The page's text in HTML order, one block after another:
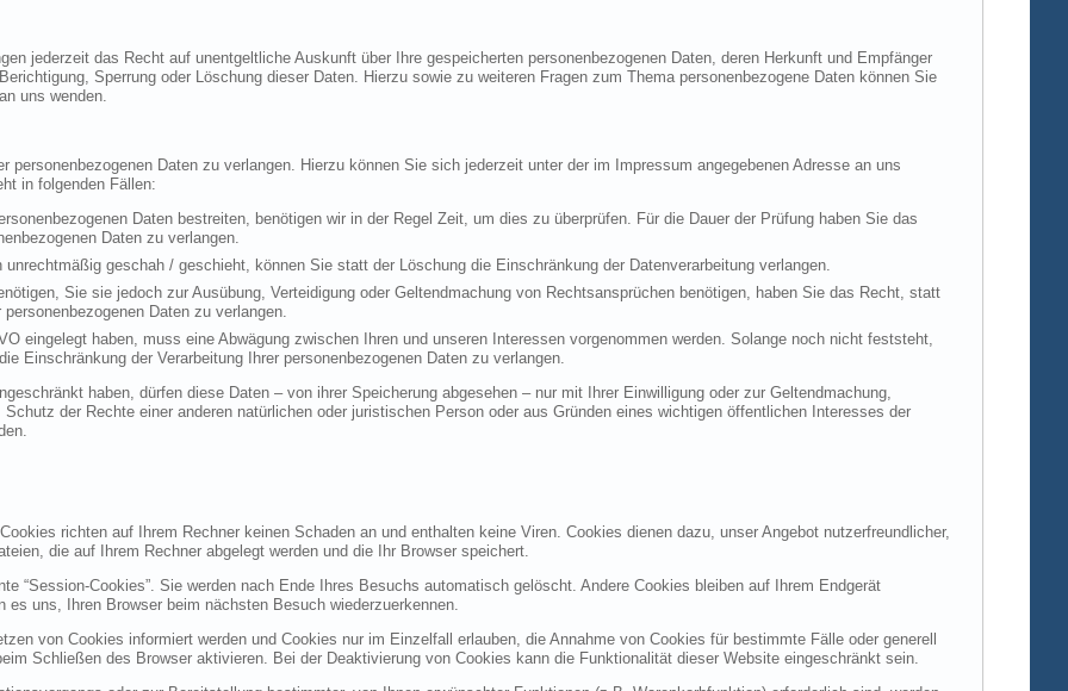
jederzeit das Recht auf unentgeltliche Auskunft über Ihre gespeicherten personenbezogenen Daten, deren Herkunft und Empfänger
Sperrung oder Löschung dieser Daten. Hierzu sowie zu weiteren Fragen zum Thema personenbezogene Daten können Sie
uns wenden.
personenbezogenen Daten zu verlangen. Hierzu können Sie sich jederzeit unter der im Impressum angegebenen Adresse an uns
in folgenden Fällen:
Daten bestreiten, benötigen wir in der Regel Zeit, um dies zu überprüfen. Für die Dauer der Prüfung haben Sie das
Daten zu verlangen.
geschah / geschieht, können Sie statt der Löschung die Einschränkung der Datenverarbeitung verlangen.
Sie sie jedoch zur Ausübung, Verteidigung oder Geltendmachung von Rechtsansprüchen benötigen, haben Sie das Recht, statt
Daten zu verlangen.
eingelegt haben, muss eine Abwägung zwischen Ihren und unseren Interessen vorgenommen werden. Solange noch nicht feststeht,
Einschränkung der Verarbeitung Ihrer personenbezogenen Daten zu verlangen.
haben, dürfen diese Daten – von ihrer Speicherung abgesehen – nur mit Ihrer Einwilligung oder zur Geltendmachung,
der Rechte einer anderen natürlichen oder juristischen Person oder aus Gründen eines wichtigen öffentlichen Interesses der
richten auf Ihrem Rechner keinen Schaden an und enthalten keine Viren. Cookies dienen dazu, unser Angebot nutzerfreundlicher,
die auf Ihrem Rechner abgelegt werden und die Ihr Browser speichert.
“Session-Cookies”. Sie werden nach Ende Ihres Besuchs automatisch gelöscht. Andere Cookies bleiben auf Ihrem Endgerät
uns, Ihren Browser beim nächsten Besuch wiederzuerkennen.
von Cookies informiert werden und Cookies nur im Einzelfall erlauben, die Annahme von Cookies für bestimmte Fälle oder generell
Schließen des Browser aktivieren. Bei der Deaktivierung von Cookies kann die Funktionalität dieser Website eingeschränkt sein.